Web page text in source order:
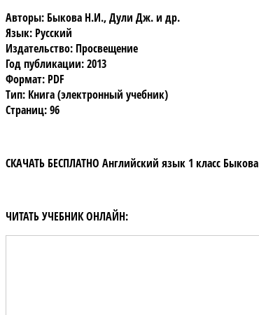
Авторы: Быкова Н.И., Дули Дж. и др.
Язык: Русский
Издательство: Просвещение
Год публикации: 2013
Формат: PDF
Тип: Книга (электронный учебник)
Страниц: 96
СКАЧАТЬ БЕСПЛАТНО Английский язык 1 класс Быкова
ЧИТАТЬ УЧЕБНИК ОНЛАЙН: